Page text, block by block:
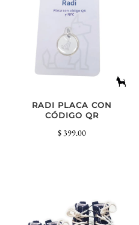
RADI PLACA CON
CÓDIGO QR
$ 399.00